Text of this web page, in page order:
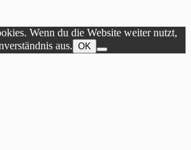
Wenn du die Website weiter nutzt,
aus. OK